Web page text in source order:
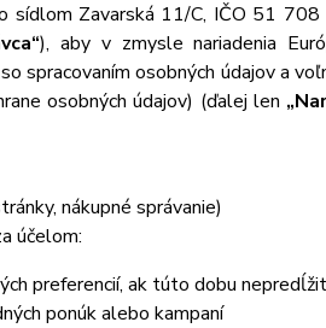
Zavarská 11/C, IČO 51
), aby v zmysle nariadenia
spracovaním osobných údajov a
osobných údajov) (ďalej len
nákupné správanie)
účelom:
preferencií, ak túto dobu
ponúk alebo kampaní